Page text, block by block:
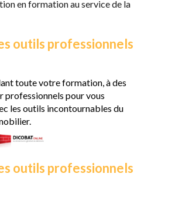
en formation au service de la
outils professionnels
toute votre formation, à des
professionnels pour vous
les outils incontournables du
outils professionnels